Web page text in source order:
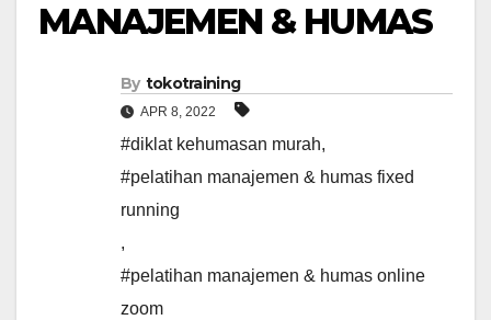
MANAJEMEN & HUMAS
By tokotraining
APR 8, 2022
#diklat kehumasan murah,
#pelatihan manajemen & humas fixed
running
,
#pelatihan manajemen & humas online
zoom